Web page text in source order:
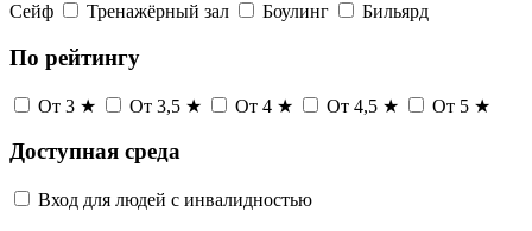
Сейф
Тренажёрный зал Боулинг Бильярд
По рейтингу
От 3 ★ От 3,5 ★ От 4 ★ От 4,5 ★ От 5 ★
Доступная среда
Вход для людей с инвалидностью